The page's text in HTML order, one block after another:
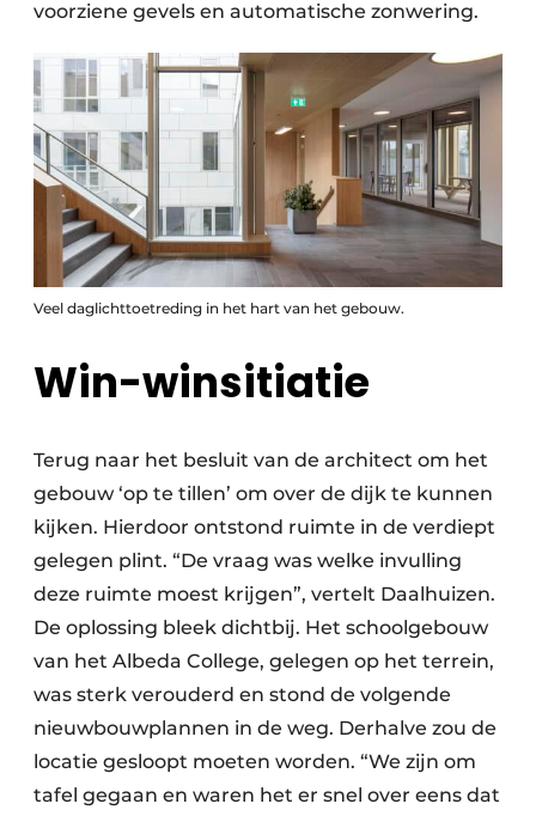
voorziene gevels en automatische zonwering.
Veel daglichttoetreding in het hart van het gebouw.
Win-winsitiatie
Terug naar het besluit van de architect om het
gebouw ‘op te tillen’ om over de dijk te kunnen
kijken. Hierdoor ontstond ruimte in de verdiept
gelegen plint. “De vraag was welke invulling
deze ruimte moest krijgen”, vertelt Daalhuizen.
De oplossing bleek dichtbij. Het schoolgebouw
van het Albeda College, gelegen op het terrein,
was sterk verouderd en stond de volgende
nieuwbouwplannen in de weg. Derhalve zou de
locatie gesloopt moeten worden. “We zijn om
tafel gegaan en waren het er snel over eens dat